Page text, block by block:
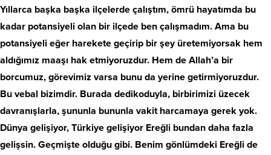
Yıllarca başka başka ilçelerde çalıştım, ömrü hayatımda bu
kadar potansiyeli olan bir ilçede ben çalışmadım. Ama bu
potansiyeli eğer harekete geçirip bir şey üretemiyorsak hem
aldığımız maaşı hak etmiyoruzdur. Hem de Allah’a bir
borcumuz, görevimiz varsa bunu da yerine getirmiyoruzdur.
Bu vebal bizimdir. Burada dedikoduyla, birbirimizi üzecek
davranışlarla, şununla bununla vakit harcamaya gerek yok.
Dünya gelişiyor, Türkiye gelişiyor Ereğli bundan daha fazla
gelişsin. Geçmişte olduğu gibi. Benim gönlümdeki Ereğli de